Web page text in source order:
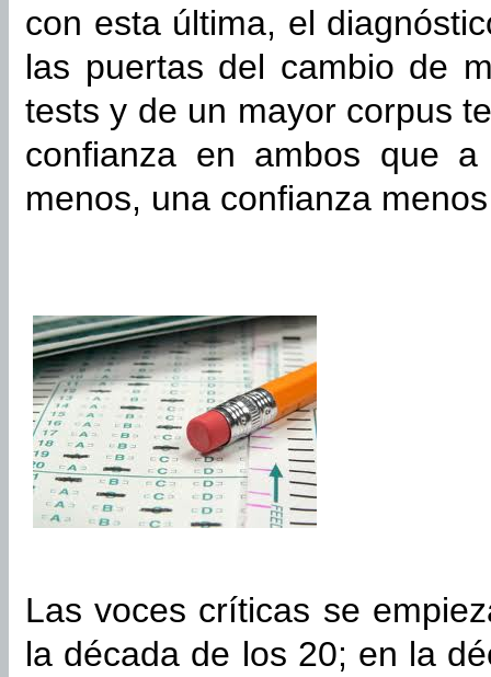
con esta última, el
las puertas del cambio de
tests y de un mayor corpus
confianza en ambos que
menos, una confianza
Las voces críticas se
la década de los 20; en la